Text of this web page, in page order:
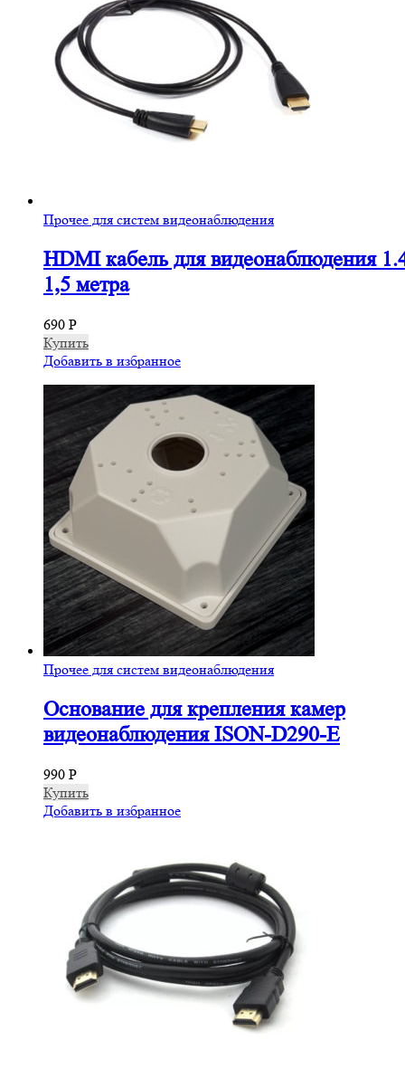
Прочее для систем видеонаблюдения
HDMI кабель для видеонаблюдения
1,5 метра
690 Р
Купить
Добавить в избранное
Прочее для систем видеонаблюдения
Основание для крепления камер
видеонаблюдения ISON-D290-E
990 Р
Купить
Добавить в избранное